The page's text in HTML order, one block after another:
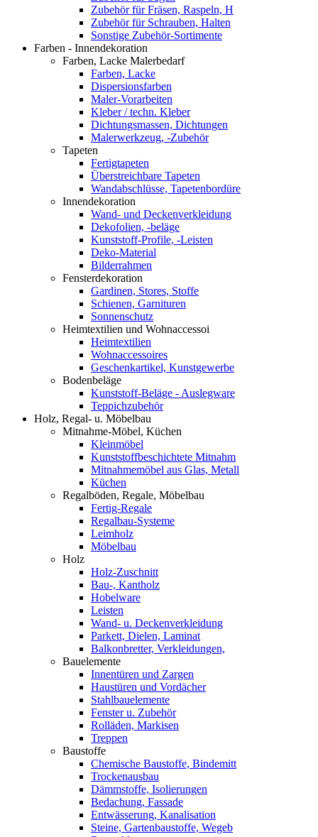
Zubehör für Fräsen, Raspeln, H
Zubehör für Schrauben, Halten
Sonstige Zubehör-Sortimente
Farben - Innendekoration
Farben, Lacke Malerbedarf
Farben, Lacke
Dispersionsfarben
Maler-Vorarbeiten
Kleber / techn. Kleber
Dichtungsmassen, Dichtungen
Malerwerkzeug, -Zubehör
Tapeten
Fertigtapeten
Überstreichbare Tapeten
Wandabschlüsse, Tapetenbordüre
Innendekoration
Wand- und Deckenverkleidung
Dekofolien, -beläge
Kunststoff-Profile, -Leisten
Deko-Material
Bilderrahmen
Fensterdekoration
Gardinen, Stores, Stoffe
Schienen, Garnituren
Sonnenschutz
Heimtextilien und Wohnaccessoi
Heimtextilien
Wohnaccessoires
Geschenkartikel, Kunstgewerbe
Bodenbeläge
Kunststoff-Beläge - Auslegware
Teppichzubehör
Holz, Regal- u. Möbelbau
Mitnahme-Möbel, Küchen
Kleinmöbel
Kunststoffbeschichtete Mitnahm
Mitnahmemöbel aus Glas, Metall
Küchen
Regalböden, Regale, Möbelbau
Fertig-Regale
Regalbau-Systeme
Leimholz
Möbelbau
Holz
Holz-Zuschnitt
Bau-, Kantholz
Hobelware
Leisten
Wand- u. Deckenverkleidung
Parkett, Dielen, Laminat
Balkonbretter, Verkleidungen,
Bauelemente
Innentüren und Zargen
Haustüren und Vordächer
Stahlbauelemente
Fenster u. Zubehör
Rolläden, Markisen
Treppen
Baustoffe
Chemische Baustoffe, Bindemitt
Trockenausbau
Dämmstoffe, Isolierungen
Bedachung, Fassade
Entwässerung, Kanalisation
Steine, Gartenbaustoffe, Wegeb